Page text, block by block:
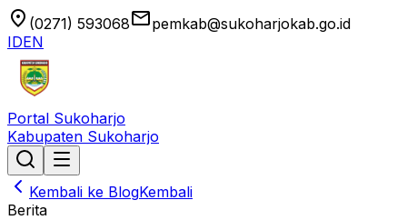
location_on (0271) 593068emailpemkab@sukoharjokab.go.id
IDEN
Portal Sukoharjo
Kabupaten Sukoharjo
Kembali ke BlogKembali
Berita